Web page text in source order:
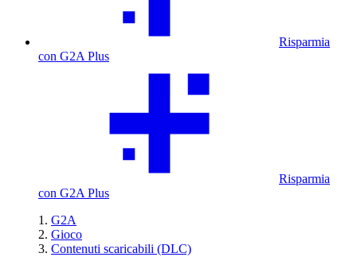
Risparmia
con G2A Plus
Risparmia
con G2A Plus
G2A
Gioco
Contenuti scaricabili (DLC)